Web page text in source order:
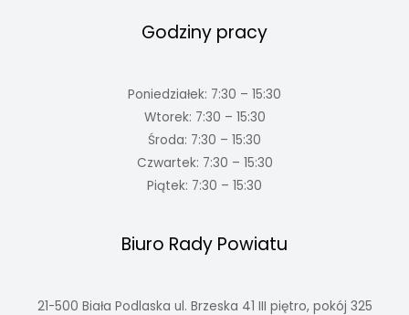
Godziny pracy
Poniedziałek: 7:30 – 15:30
Wtorek: 7:30 – 15:30
Środa: 7:30 – 15:30
Czwartek: 7:30 – 15:30
Piątek: 7:30 – 15:30
Biuro Rady Powiatu
21-500 Biała Podlaska ul. Brzeska 41 III piętro, pokój 325